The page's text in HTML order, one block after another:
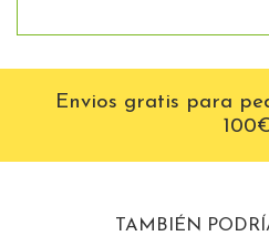
Envios gratis para
TAMBIÉN